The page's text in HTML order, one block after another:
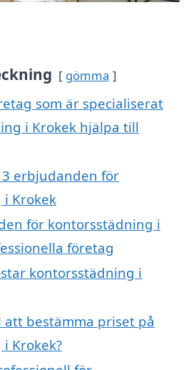
gömma
som är specialiserat
i Krokek hjälpa till
erbjudanden för
Krokek
för kontorsstädning i
företag
kontorsstädning i
bestämma priset på
Krokek?